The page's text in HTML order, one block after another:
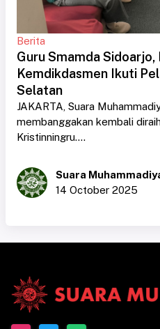
Berita
Guru Smamda
Kemdikdasmen Ikuti
Selatan
JAKARTA, Suara
membanggakan kembali
Kristinningru....
Suara
14 October 2025